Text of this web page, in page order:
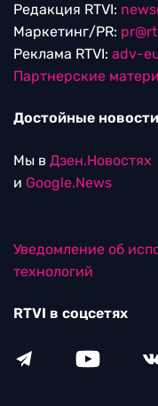
Редакция RTVI:
Маркетинг/PR:
Реклама RTVI: adv-
Партнерские
Достойные новости
Мы в Дзен.Новостях
и Google.News
Уведомление об
технологий
RTVI в соцсетях